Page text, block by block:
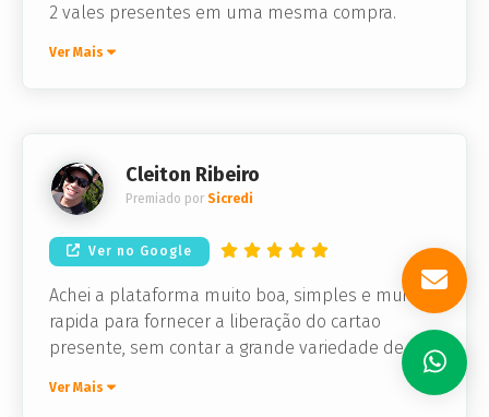
2 vales presentes em uma mesma compra.
Ver Mais
Cleiton Ribeiro
Premiado por Sicredi
Ver no Google
Achei a plataforma muito boa, simples e muito
rapida para fornecer a liberação do cartao
presente, sem contar a grande variedade de
Ver Mais